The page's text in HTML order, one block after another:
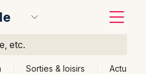
etc.
Sorties & loisirs Actu